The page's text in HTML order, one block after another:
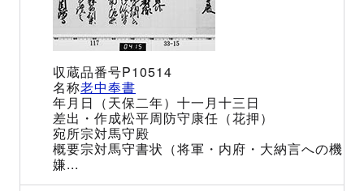
P10514
老中奉書
（天保二年）十一月十三日
松平周防守康任（花押）
宗対馬守殿
宗対馬守書状（将軍・内府・大納言への機
嫌...